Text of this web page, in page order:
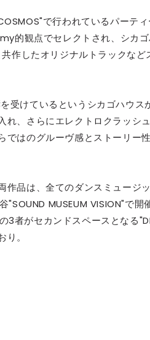
で行われているパーティ
的観点でセレクトされ、シカ
作したオリジナルトラックな
けているというシカゴハウス
、さらにエレクトロクラッシ
はのグルーヴ感とストーリー
品は、全てのダンスミュージ
MUSEUM VISION"で開
がセカンドスペースとなる
。